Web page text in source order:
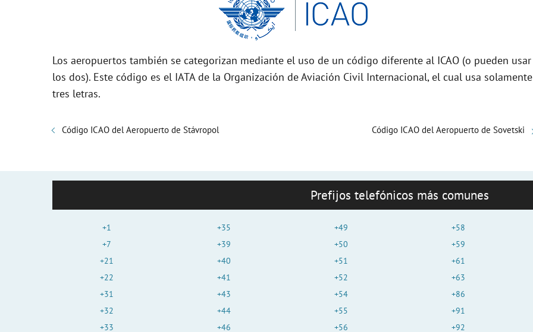
e
Los aeropuertos también se categorizan mediante el uso de un código diferente al ICAO (o pueden usar
los dos). Este código es el IATA de la Organización de Aviación Civil Internacional, el cual usa solamente
tres letras.
Código ICAO del Aeropuerto de Stávropol Código ICAO del Aeropuerto de Sovetski
Prefijos telefónicos más comunes
+1
+7
+21
+22
+31
+32
+33
+35
+39
+40
+41
+43
+44
+46
+49
+50
+51
+52
+54
+55
+56
+58
+59
+61
+63
+86
+91
+92